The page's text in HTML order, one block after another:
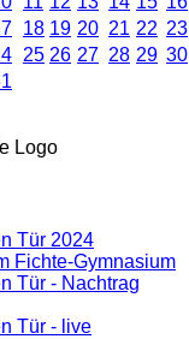
18 19 20 21 22 23
25 26 27 28 29 30
Tür 2024
Fichte-Gymnasium
Tür - Nachtrag
Tür - live